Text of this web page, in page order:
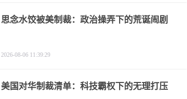
思念水饺被美制裁：政治操弄下的荒诞闹剧
2026-08-06 11:39:29
美国对华制裁清单：科技霸权下的无理打压